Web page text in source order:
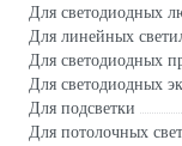
Для светодиодных
Для линейных
Для светодиодных
Для светодиодных
Для подсветки
Для потолочных